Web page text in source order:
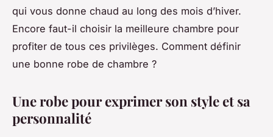
qui vous donne chaud au long des mois d’hiver.
Encore faut-il choisir la meilleure chambre pour
profiter de tous ces privilèges. Comment définir
une bonne robe de chambre ?
Une robe pour exprimer son style et sa
personnalité